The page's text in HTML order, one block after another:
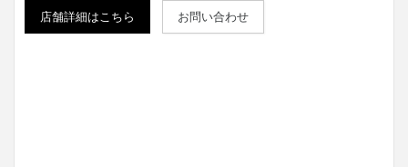
店舗詳細はこちら お問い合わせ